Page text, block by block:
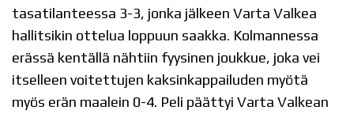
tasatilanteessa 3-3, jonka jälkeen Varta Valkea
hallitsikin ottelua loppuun saakka. Kolmannessa
erässä kentällä nähtiin fyysinen joukkue, joka vei
itselleen voitettujen kaksinkappailuden myötä
myös erän maalein 0-4. Peli päättyi Varta Valkean